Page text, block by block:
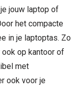
jouw laptop of
het compacte
in je laptoptas. Zo
ook op kantoor of
met
ook voor je